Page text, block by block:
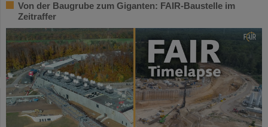
Von der Baugrube zum Giganten: FAIR-Baustelle im
Zeitraffer